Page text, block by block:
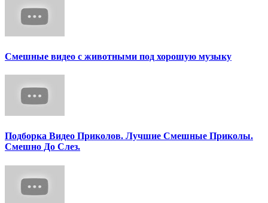
Смешные видео с животными под хорошую музыку
Подборка Видео Приколов. Лучшие Смешные Приколы.
Смешно До Слез.